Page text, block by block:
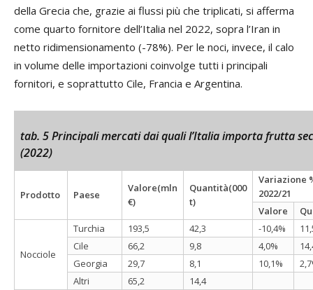
della Grecia che, grazie ai flussi più che triplicati, si afferma
come quarto fornitore dell’Italia nel 2022, sopra l’Iran in
netto ridimensionamento (-78%). Per le noci, invece, il calo
in volume delle importazioni coinvolge tutti i principali
fornitori, e soprattutto Cile, Francia e Argentina.
tab. 5 Principali mercati dai quali l’Italia importa frutta
(2022)
Prodotto Paese
Valore(mln
€)
Quantità(000
t)
Variazione
2022/21
Valore
Nocciole
Turchia 193,5 42,3 -10,4%
Cile
66,2 9,8 4,0%
Georgia
29,7 8,1 10,1%
Altri
65,2 14,4